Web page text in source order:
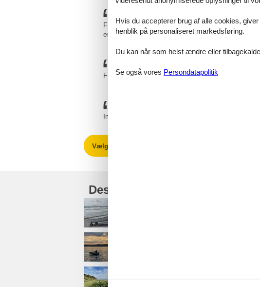
FELINE=FANTASTISK. Vi har lejet igennem
en gang om vores oplevelse og ved I hvad: vi fik
Flinke damer jeg har snakket med.
Ingen problemer. Det bliver ikke sidste gang vi
Vælg mellem 194 sommerhuse
Destinationer under Ebeltoft
Elsegårde Strand
Hvis du accepterer brug af alle cookies,
henblik på personaliseret markedsføring.
Du kan når som helst ændre eller
Se også vores Persondatapolitik